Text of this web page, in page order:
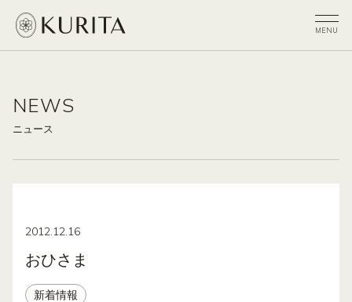
NEWS
ニュース
2012.12.16
おひさま
新着情報